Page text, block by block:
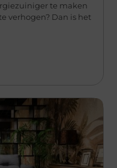
te maken
verhogen? Dan is het